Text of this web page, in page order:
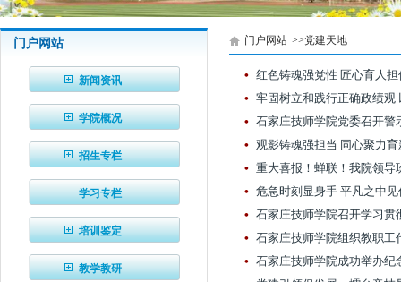
门户网站
新闻资讯
学院概况
招生专栏
学习专栏
培训鉴定
教学教研
门户网站 >>党建天地